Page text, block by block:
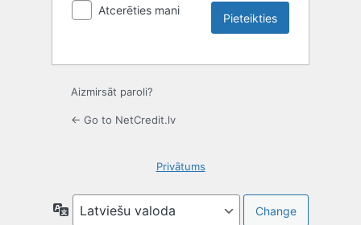
Atcerēties mani
Aizmirsāt paroli?
← Go to NetCredit.lv
Privātums
Valoda